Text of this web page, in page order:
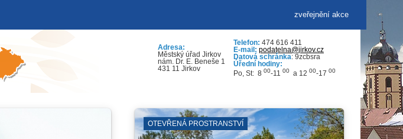
zveřejnění akce
Adresa:
Městský úřad Jirkov
nám. Dr. E. Beneše 1
431 11 Jirkov
Telefon: 474 616 411
E-mail: podatelna@jirkov.cz
Datová schránka: 9zcbsra
Úřední hodiny:
Po, St: 8 00-11 00 a 12 00-17 00
ZUŠ